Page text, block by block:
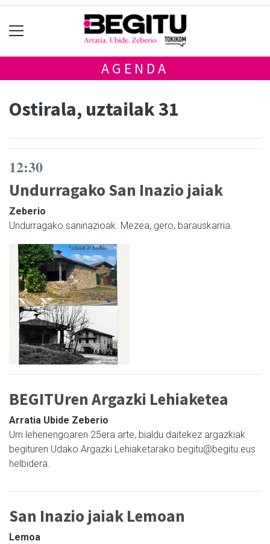
AGENDA
Ostirala, uztailak 31
12:30
Undurragako San Inazio jaiak
Zeberio
Undurragako saninazioak. Mezea; gero, barauskarria.
BEGITUren Argazki Lehiaketea
Arratia Ubide Zeberio
Urri lehenengoaren 25era arte, bialdu daitekez argazkiak
begituren Udako Argazki Lehiaketarako begitu@begitu.eus
helbidera.
San Inazio jaiak Lemoan
Lemoa